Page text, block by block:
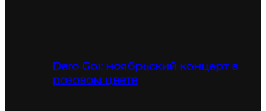
Dero Goi: ноябрьский концерт в
розовом цвете